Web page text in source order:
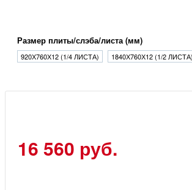
Размер плиты/слэба/листа (мм)
920Х760Х12 (1/4 ЛИСТА) 1840Х760Х12 (1/2 ЛИСТА)
16 560 руб.